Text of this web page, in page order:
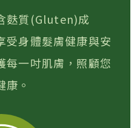
麩質(Gluten)成
受身體髮膚健康與安
每一吋肌膚，照顧您
。